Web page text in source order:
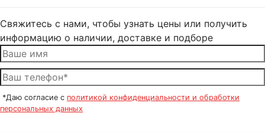
Свяжитесь с нами, чтобы узнать цены или получить
информацию о наличии, доставке и подборе
*Даю согласие с политикой конфиденциальности и обработки
персональных данных